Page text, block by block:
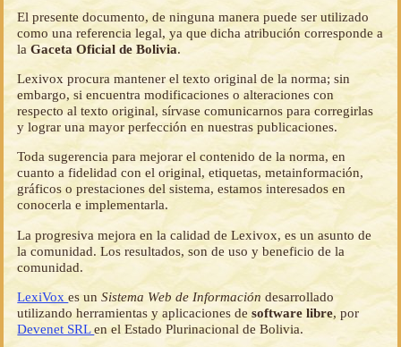
El presente documento, de ninguna manera puede ser utilizado
como una referencia legal, ya que dicha atribución corresponde a
laGaceta Oficial de Bolivia.
Lexivox procura mantener el texto original de la norma; sin
embargo, si encuentra modificaciones o alteraciones con
respecto al texto original, sírvase comunicarnos para corregirlas
y lograr una mayor perfección en nuestras publicaciones.
Toda sugerencia para mejorar el contenido de la norma, en
cuanto a fidelidad con el original, etiquetas, metainformación,
gráficos o prestaciones del sistema, estamos interesados en
conocerla e implementarla.
La progresiva mejora en la calidad de Lexivox, es un asunto de
la comunidad. Los resultados, son de uso y beneficio de la
comunidad.
LexiVoxes unSistema Web de Información desarrollado
utilizando herramientas y aplicaciones desoftware libre, por
Devenet SRLen el Estado Plurinacional de Bolivia.